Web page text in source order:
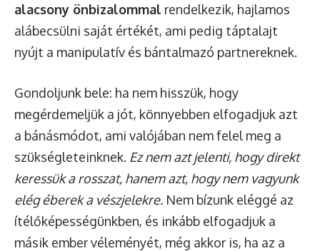
alacsony önbizalommal rendelkezik, hajlamos
alábecsülni saját értékét, ami pedig táptalajt
nyújt a manipulatív és bántalmazó partnereknek.
Gondoljunk bele: ha nem hisszük, hogy
megérdemeljük a jót, könnyebben elfogadjuk azt
a bánásmódot, ami valójában nem felel meg a
szükségleteinknek. Ez nem azt jelenti, hogy direkt
keressük a rosszat, hanem azt, hogy nem vagyunk
elég éberek a vészjelekre. Nem bízunk eléggé az
ítélőképességünkben, és inkább elfogadjuk a
másik ember véleményét, még akkor is, ha az a